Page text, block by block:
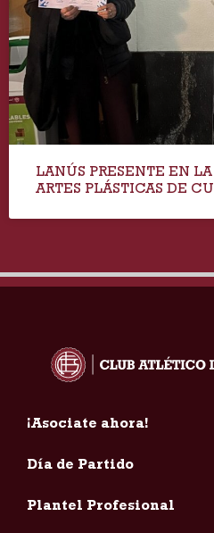
LANÚS PRESENTE EN
ARTES PLÁSTICAS DE
¡Asociate ahora!
Día de Partido
Plantel Profesional